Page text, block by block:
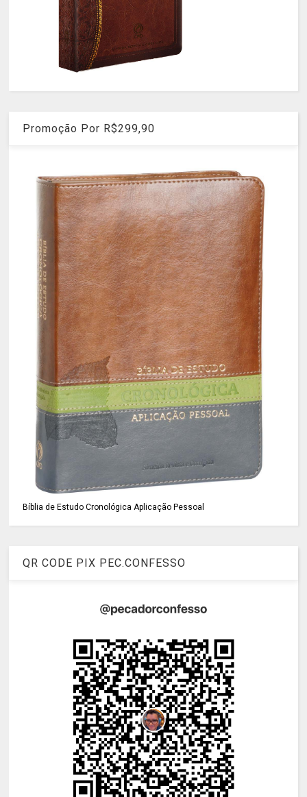
Promoção Por R$299,90
Bíblia de Estudo Cronológica Aplicação Pessoal
QR CODE PIX PEC.CONFESSO